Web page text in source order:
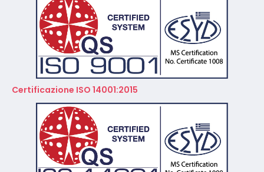
Certificazione ISO 14001:2015